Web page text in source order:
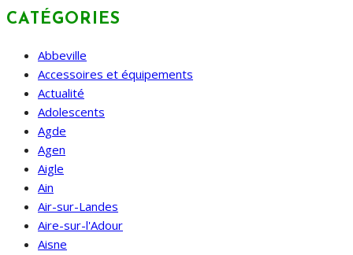
CATÉGORIES
Abbeville
Accessoires et équipements
Actualité
Adolescents
Agde
Agen
Aigle
Ain
Air-sur-Landes
Aire-sur-l'Adour
Aisne